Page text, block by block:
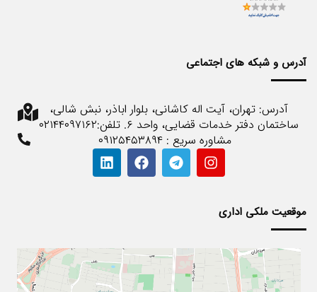
آدرس و شبکه های اجتماعی
آدرس: تهران، آیت اله کاشانی، بلوار اباذر، نبش شالی،
ساختمان دفتر خدمات قضایی، واحد ۶. تلفن:۰۲۱۴۴۰۹۷۱۶۲
مشاوره سریع : ۰۹۱۲۵۴۵۳۸۹۴
موقعیت ملکی اداری